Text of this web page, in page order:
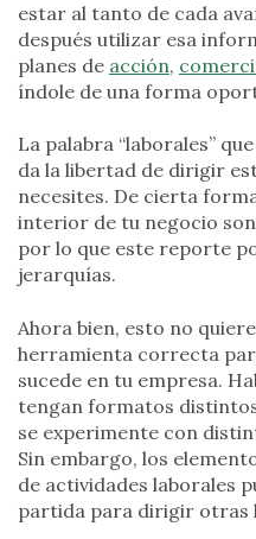
estar al tanto de cada
después utilizar esa
planes de acción,
índole de una forma
La palabra “laborales”
da la libertad de dirigir
necesites. De cierta
interior de tu negocio
por lo que este reporte
jerarquías.
Ahora bien, esto no
herramienta correcta
sucede en tu empresa.
tengan formatos
se experimente con
Sin embargo, los
de actividades laborales
partida para dirigir otras